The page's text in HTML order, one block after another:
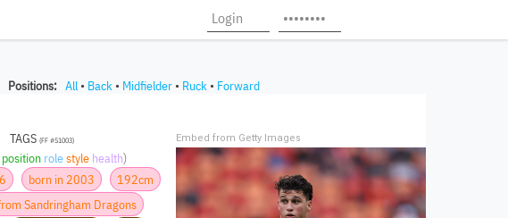
Positions: All • Back • Midfielder • Ruck • Forward